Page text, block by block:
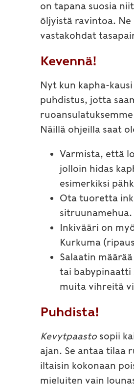
on tapana suosia
öljyistä ravintoa.
vastakohdat
Kevennä!
Nyt kun kapha-
puhdistus, jotta
Näillä ohjeilla saat
Varmista, että
jolloin hidas
esimerkiksi
Ota tuoretta
Inkivääri on
Kurkuma
Salaatin
tai babypinaatti
muita vihreitä
Puhdista!
Kevytpaasto sopii
ajan. Se antaa tilaa
iltaisin kokonaan
mieluiten vain